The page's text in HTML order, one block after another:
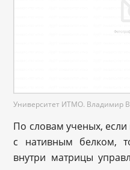
Университет ИТМО. Владимир
По словам ученых,
с нативным белком,
внутри матрицы